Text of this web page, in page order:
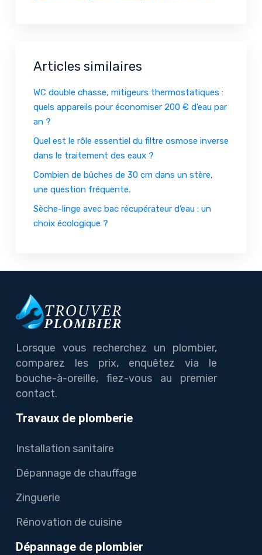
Articles similaires
WC double chasse, mitigeurs thermostatiques :
quels appareils pour économiser 200 € d’eau par
an ?
Quel est le rôle essentiel du filtre osmose inverse
dans le traitement des eaux ?
Combien de bûches de 30 cm dans un stère,
une question fréquente.
Sèche-linge avec bac récupérateur d’eau : un
choix écologique ?
Lorsque vous recherchez un plombier,
comparez les prix, enquêtez via le
bouche-à-oreille, fiez-vous au premier
contact.
Travaux de plomberie
Installation sanitaire
Dépannage de chauffage
Zinguerie
Rénovation de cuisine
Dépannage de plombier